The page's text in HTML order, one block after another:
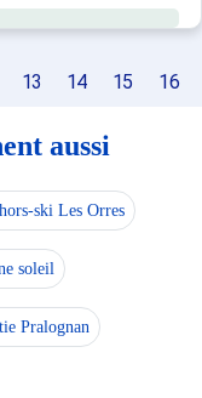
13 14 15 16
aussi
ski Les Orres
soleil
Pralognan